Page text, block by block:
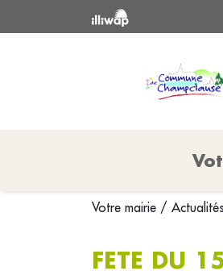
Votre mairie / Actualités
FETE DU